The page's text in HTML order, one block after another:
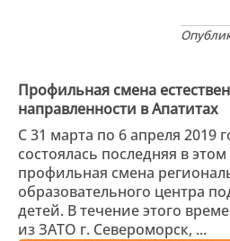
Профильная смена
направленности в Апатитах
С 31 марта по 6 апреля 2019
состоялась последняя в
профильная смена
образовательного центра
детей. В течение этого
из ЗАТО г. Североморск, ...